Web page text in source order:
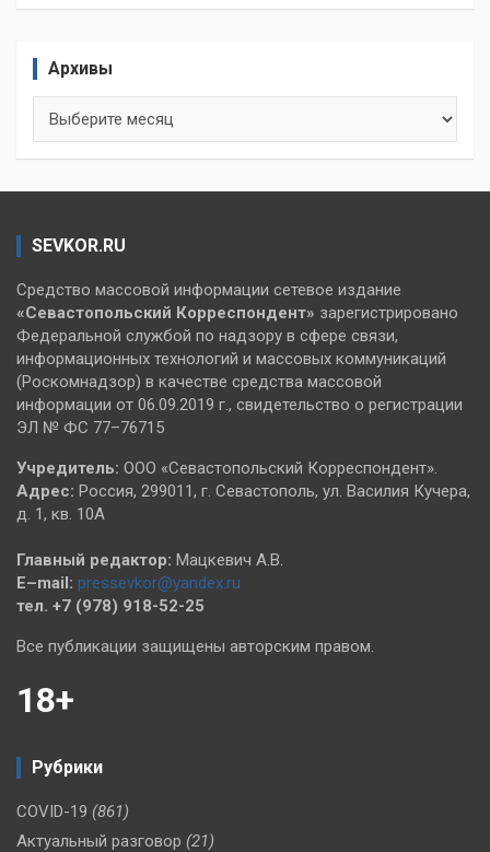
Архивы
SEVKOR.RU
Средство массовой информации сетевое издание
«Севастопольский Корреспондент» зарегистрировано
Федеральной службой по надзору в сфере связи,
информационных технологий и массовых коммуникаций
(Роскомнадзор) в качестве средства массовой
информации от 06.09.2019 г., свидетельство о регистрации
ЭЛ № ФС 77–76715
Учредитель: ООО «Севастопольский Корреспондент».
Адрес: Россия, 299011, г. Севастополь, ул. Василия Кучера,
д. 1, кв. 10А
Главный редактор: Мацкевич А.В.
E–mail: pressevkor@yandex.ru
тел. +7 (978) 918-52-25
Все публикации защищены авторским правом.
18+
Рубрики
COVID-19 (861)
Актуальный разговор (21)